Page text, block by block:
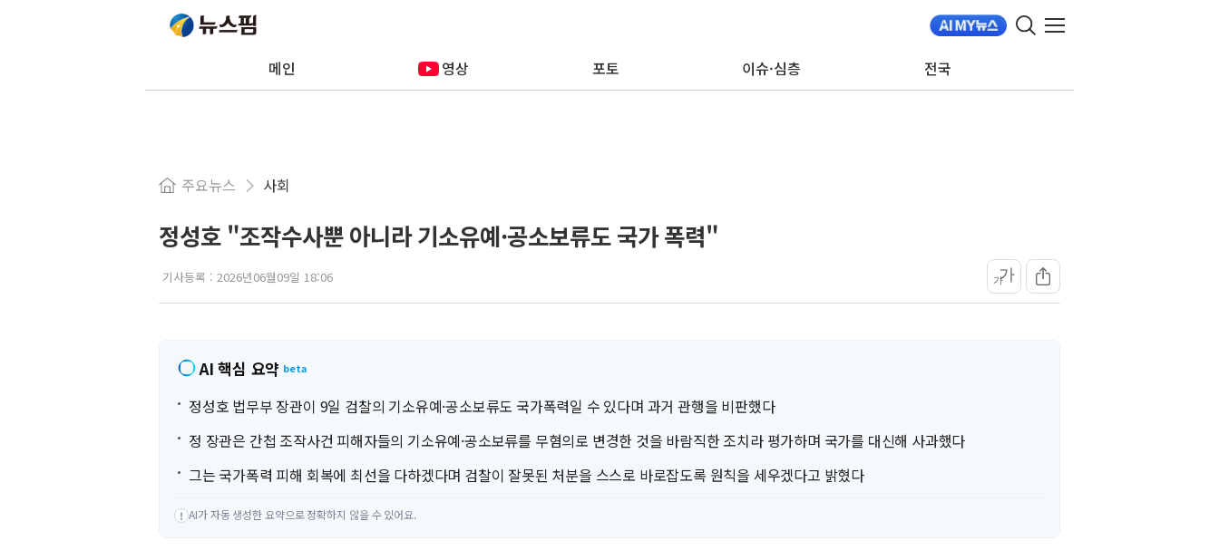
메인 영상 포토 이슈·심층 전국
주요뉴스 사회
정성호 "조작수사뿐 아니라 기소유예·공소보류도 국가 폭력"
기사등록 : 2026년06월09일 18:06 가가
AI 핵심 요약 beta
정성호 법무부 장관이 9일 검찰의 기소유예·공소보류도 국가폭력일 수 있다며 과거 관행을 비판했다
정 장관은 간첩 조작사건 피해자들의 기소유예·공소보류를 무혐의로 변경한 것을 바람직한 조치라 평가하며 국가를 대신해 사과했다
그는 국가폭력 피해 회복에 최선을 다하겠다며 검찰이 잘못된 처분을 스스로 바로잡도록 원칙을 세우겠다고 밝혔다
! AI가 자동 생성한 요약으로 정확하지 않을 수 있어요.